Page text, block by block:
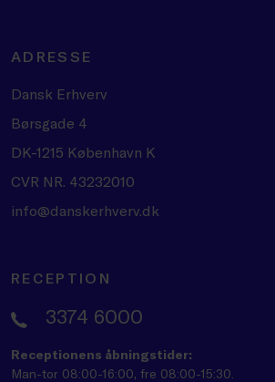
ADRESSE
Dansk Erhverv
Børsgade 4
DK-1215 København K
CVR NR. 43232010
info@danskerhverv.dk
RECEPTION
3374 6000
Receptionens åbningstider:
Man-tor 08:00-16:00, fre 08:00-15:30.